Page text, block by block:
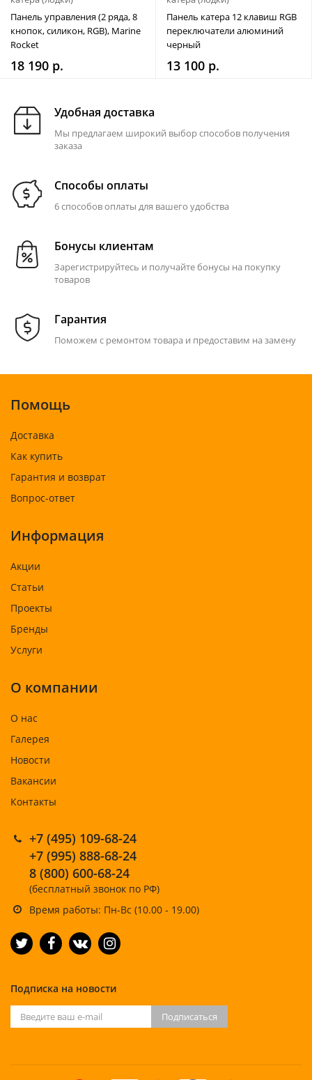
Панель управления (2 ряда, 8
кнопок, силикон, RGB), Marine
Rocket
18 190 р.
Панель катера 12 клавиш RGB
переключатели алюминий
черный
13 100 р.
Удобная доставка
Мы предлагаем широкий выбор способов получения
заказа
Способы оплаты
6 способов оплаты для вашего удобства
Бонусы клиентам
Зарегистрируйтесь и получайте бонусы на покупку
товаров
Гарантия
Поможем с ремонтом товара и предоставим на замену
Помощь
Доставка
Как купить
Гарантия и возврат
Вопрос-ответ
Информация
Акции
Статьи
Проекты
Бренды
Услуги
О компании
О нас
Галерея
Новости
Вакансии
Контакты
+7 (495) 109-68-24
+7 (995) 888-68-24
8 (800) 600-68-24
(бесплатный звонок по РФ)
Время работы: Пн-Вс (10.00 - 19.00)
Подписка на новости
Подписаться